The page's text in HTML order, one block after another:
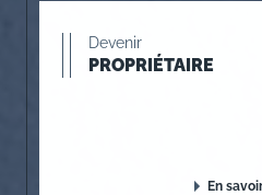
Devenir
PROPRIÉTAIRE
En